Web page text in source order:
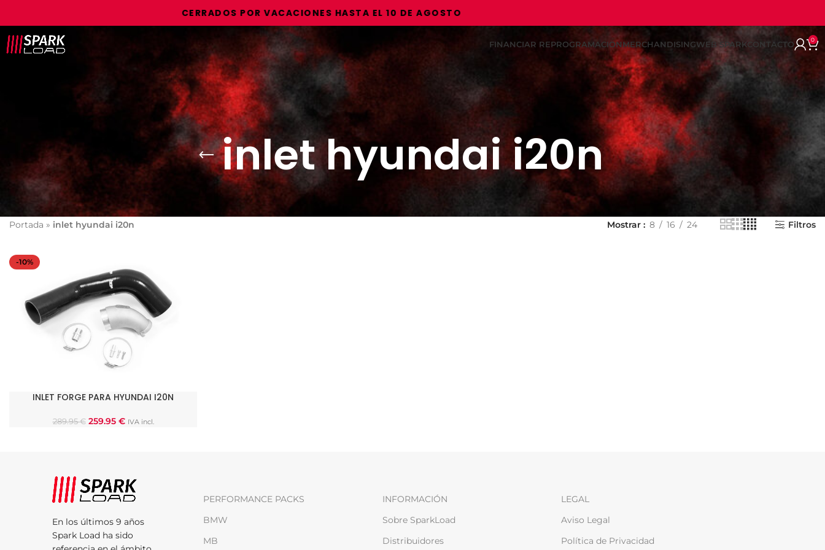
CERRADOS POR VACACIONES HASTA EL 10 DE AGOSTO
FINANCIAR REPROGRAMACIONMERCHANDISINGWEB SPARK CONTACTO 0
inlet hyundai i20n
Portada » inlet hyundai i20n Mostrar 8 16 24 Filtros
-10%
AÑADIR AL CARRITO
INLET FORGE PARA HYUNDAI I20N
289.95€ 259.95 € IVA incl.
En los últimos 9 años
Spark Load ha sido
PERFORMANCE PACKS
BMW
MB
INFORMACIÓN
Sobre SparkLoad
Distribuidores
LEGAL
Aviso Legal
Política de Privacidad